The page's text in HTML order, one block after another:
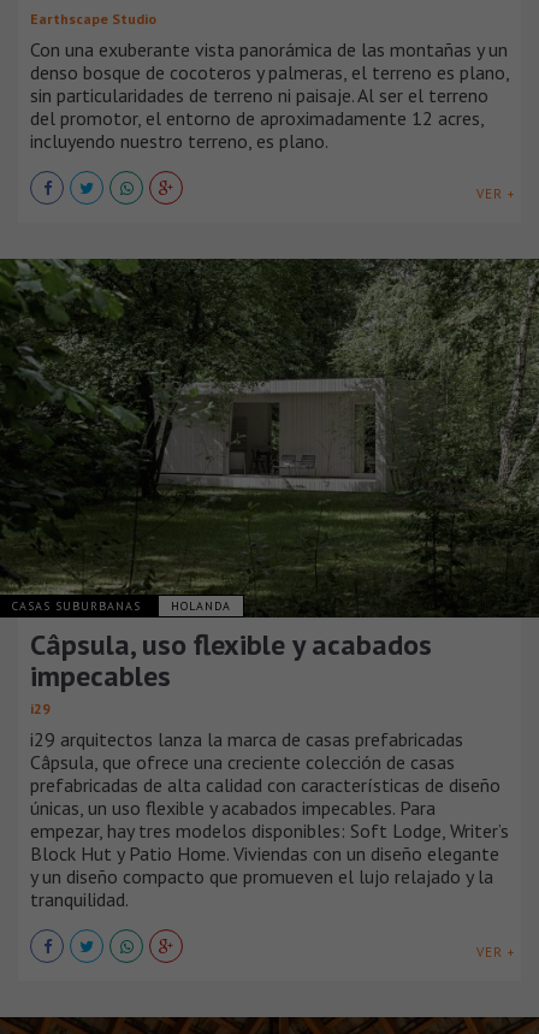
Earthscape Studio
Con una exuberante vista panorámica de las montañas y un
denso bosque de cocoteros y palmeras, el terreno es plano,
sin particularidades de terreno ni paisaje. Al ser el terreno
del promotor, el entorno de aproximadamente 12 acres,
incluyendo nuestro terreno, es plano.
VER +
CASAS SUBURBANAS HOLANDA
Câpsula, uso flexible y acabados
impecables
i29
i29 arquitectos lanza la marca de casas prefabricadas
Câpsula, que ofrece una creciente colección de casas
prefabricadas de alta calidad con características de diseño
únicas, un uso flexible y acabados impecables. Para
empezar, hay tres modelos disponibles: Soft Lodge, Writer’s
Block Hut y Patio Home. Viviendas con un diseño elegante
y un diseño compacto que promueven el lujo relajado y la
tranquilidad.
VER +